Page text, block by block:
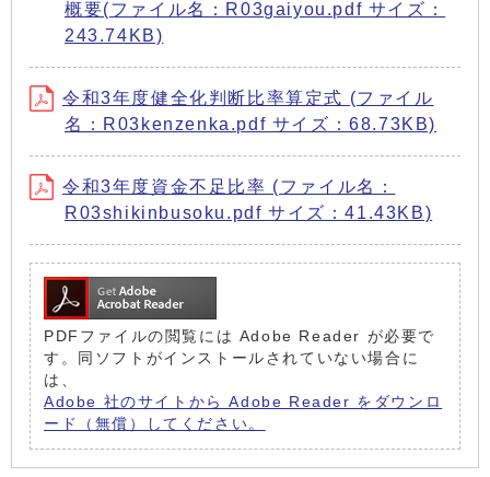
概要(ファイル名：R03gaiyou.pdf サイズ：
243.74KB)
令和3年度健全化判断比率算定式 (ファイル
名：R03kenzenka.pdf サイズ：68.73KB)
令和3年度資金不足比率 (ファイル名：
R03shikinbusoku.pdf サイズ：41.43KB)
PDFファイルの閲覧には Adobe Reader が必要で
す。同ソフトがインストールされていない場合に
は、
Adobe 社のサイトから Adobe Reader をダウンロ
ード（無償）してください。